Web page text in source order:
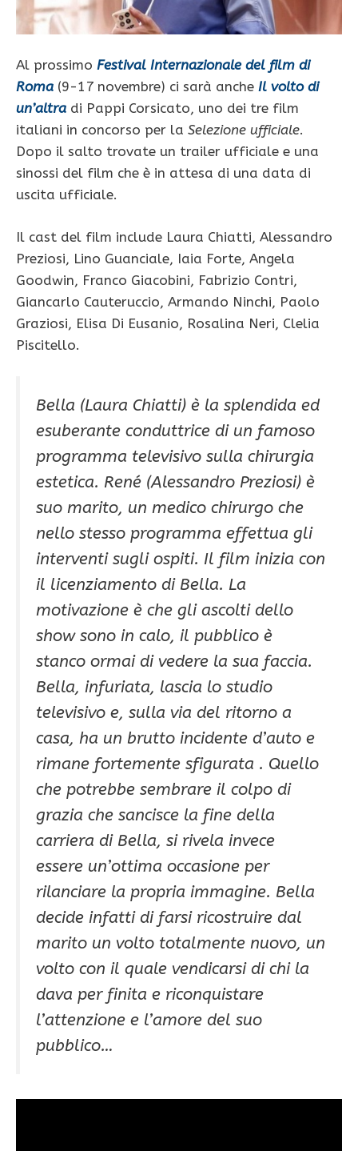
Al prossimo Festival Internazionale del film di
Roma (9-17 novembre) ci sarà anche Il volto di
un’altra di Pappi Corsicato, uno dei tre film
italiani in concorso per la Selezione ufficiale.
Dopo il salto trovate un trailer ufficiale e una
sinossi del film che è in attesa di una data di
uscita ufficiale.
Il cast del film include Laura Chiatti, Alessandro
Preziosi, Lino Guanciale, Iaia Forte, Angela
Goodwin, Franco Giacobini, Fabrizio Contri,
Giancarlo Cauteruccio, Armando Ninchi, Paolo
Graziosi, Elisa Di Eusanio, Rosalina Neri, Clelia
Piscitello.
Bella (Laura Chiatti) è la splendida ed
esuberante conduttrice di un famoso
programma televisivo sulla chirurgia
estetica. René (Alessandro Preziosi) è
suo marito, un medico chirurgo che
nello stesso programma effettua gli
interventi sugli ospiti. Il film inizia con
il licenziamento di Bella. La
motivazione è che gli ascolti dello
show sono in calo, il pubblico è
stanco ormai di vedere la sua faccia.
Bella, infuriata, lascia lo studio
televisivo e, sulla via del ritorno a
casa, ha un brutto incidente d’auto e
rimane fortemente sfigurata . Quello
che potrebbe sembrare il colpo di
grazia che sancisce la fine della
carriera di Bella, si rivela invece
essere un’ottima occasione per
rilanciare la propria immagine. Bella
decide infatti di farsi ricostruire dal
marito un volto totalmente nuovo, un
volto con il quale vendicarsi di chi la
dava per finita e riconquistare
l’attenzione e l’amore del suo
pubblico…